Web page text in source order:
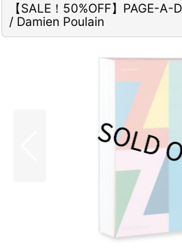
【SALE！50%OFF】PAGE-A-
/ Damien Poulain